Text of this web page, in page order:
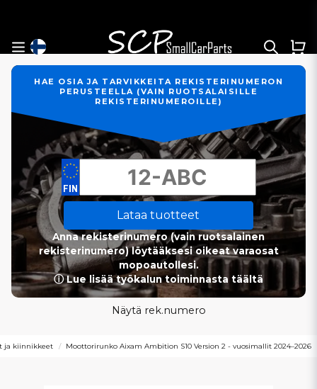
HAE OSIA JA TARVIKKEITA REKISTERINUMERON
PERUSTEELLA (VAIN RUOTSALAISILLE
REKISTERINUMEROILLE)
Lataa tuotteet
Anna rekisterinumero (vain ruotsalainen
rekisterinumero) löytääksesi oikeat varaosat
mopoautollesi.
ⓘ Lue lisää työkalun toiminnasta täältä
Näytä rek.numero
ja kiinnikkeet Moottorirunko Aixam Ambition S10 Version 2 - vuosimallit 2024–2026